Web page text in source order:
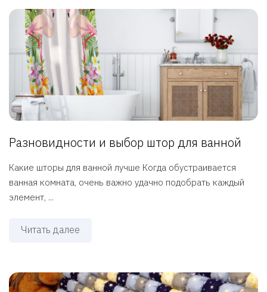
Разновидности и выбор штор для ванной
Какие шторы для ванной лучше Когда обустраивается
ванная комната, очень важно удачно подобрать каждый
элемент, ...
Читать далее